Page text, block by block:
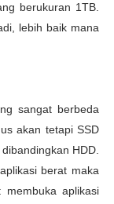
berukuran 1TB.
lebih baik mana
sangat berbeda
akan tetapi SSD
HDD.
berat maka
aplikasi